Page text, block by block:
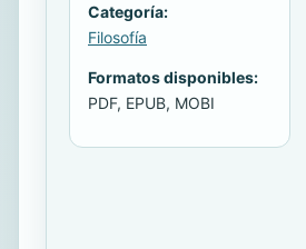
Categoría:
Filosofía
Formatos disponibles:
PDF, EPUB, MOBI